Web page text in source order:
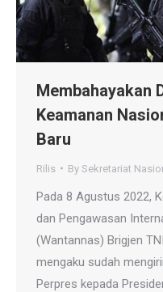
Membahayakan
Keamanan
Baru
Rilis By Sekretariat
Pada 8 Agustus 2022,
dan Pengawasan
(Wantannas) Brigjen
mengaku sudah
Perpres kepada